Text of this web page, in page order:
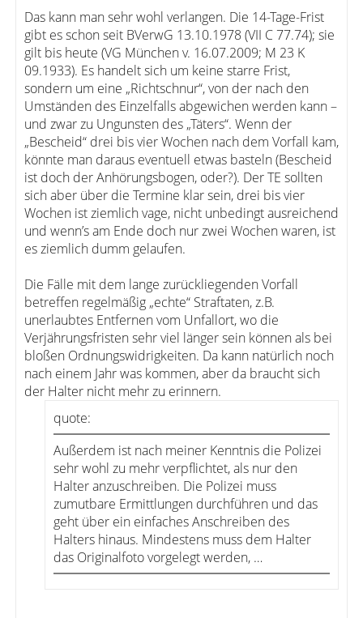
Das kann man sehr wohl verlangen. Die 14-Tage-Frist
gibt es schon seit BVerwG 13.10.1978 (VII C 77.74); sie
gilt bis heute (VG München v. 16.07.2009; M 23 K
09.1933). Es handelt sich um keine starre Frist,
sondern um eine „Richtschnur“, von der nach den
Umständen des Einzelfalls abgewichen werden kann –
und zwar zu Ungunsten des „Täters“. Wenn der
„Bescheid“ drei bis vier Wochen nach dem Vorfall kam,
könnte man daraus eventuell etwas basteln (Bescheid
ist doch der Anhörungsbogen, oder?). Der TE sollten
sich aber über die Termine klar sein, drei bis vier
Wochen ist ziemlich vage, nicht unbedingt ausreichend
und wenn’s am Ende doch nur zwei Wochen waren, ist
es ziemlich dumm gelaufen.
Die Fälle mit dem lange zurückliegenden Vorfall
betreffen regelmäßig „echte“ Straftaten, z.B.
unerlaubtes Entfernen vom Unfallort, wo die
Verjährungsfristen sehr viel länger sein können als bei
bloßen Ordnungswidrigkeiten. Da kann natürlich noch
nach einem Jahr was kommen, aber da braucht sich
der Halter nicht mehr zu erinnern.
quote:
Außerdem ist nach meiner Kenntnis die Polizei
sehr wohl zu mehr verpflichtet, als nur den
Halter anzuschreiben. Die Polizei muss
zumutbare Ermittlungen durchführen und das
geht über ein einfaches Anschreiben des
Halters hinaus. Mindestens muss dem Halter
das Originalfoto vorgelegt werden, …